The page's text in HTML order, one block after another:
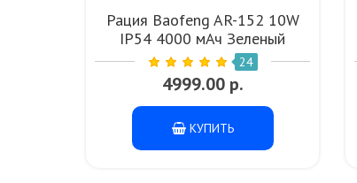
Рация Baofeng AR-152 10W
IP54 4000 мАч Зеленый
24
4999.00 р.
КУПИТЬ